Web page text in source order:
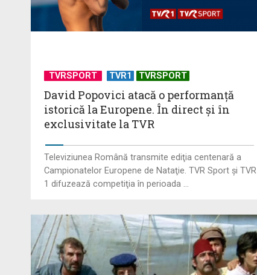
TVRSPORT TVR1 TVRSPORT
David Popovici atacă o performanţă
istorică la Europene. În direct şi în
exclusivitate la TVR
Televiziunea Română transmite ediţia centenară a
Campionatelor Europene de Nataţie. TVR Sport şi TVR
1 difuzează competiţia în perioada ...